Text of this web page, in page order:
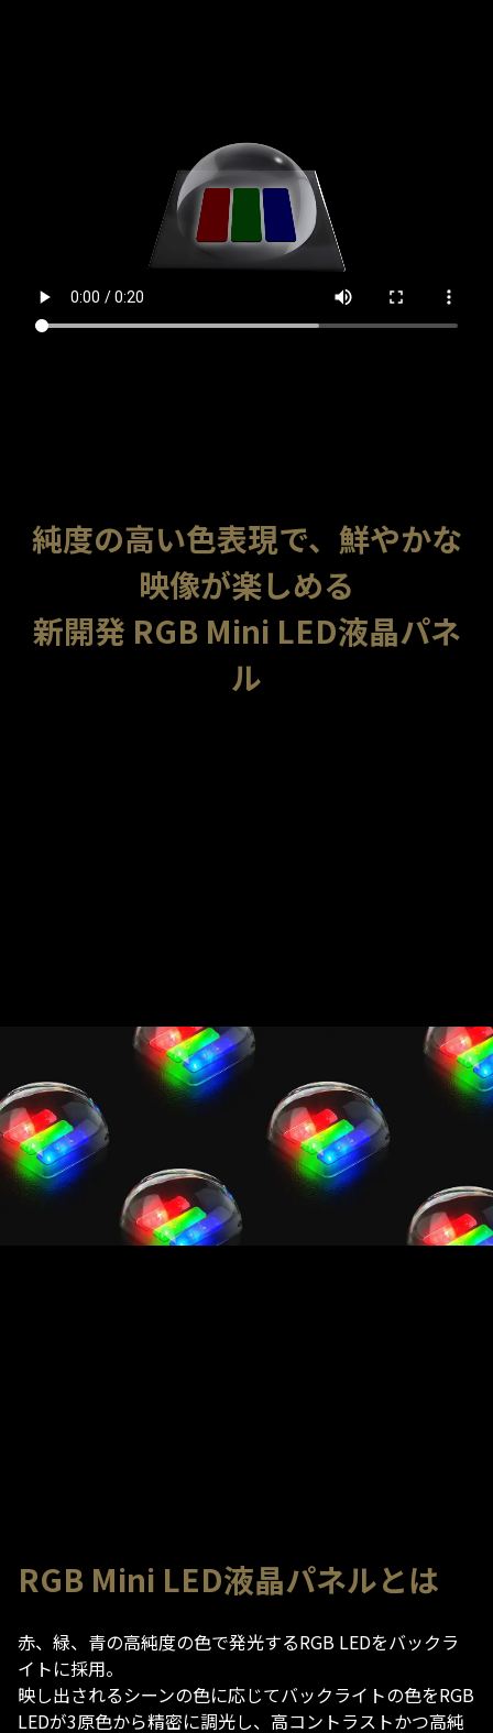
純度の高い色表現で、鮮やかな
映像が楽しめる
新開発 RGB Mini LED液晶パネ
ル
RGB Mini LED液晶パネルとは
赤、緑、青の高純度の色で発光するRGB LEDをバックラ
イトに採用​。
映し出されるシーンの色に応じてバックライトの色をRGB
LEDが3原色から精密に調光し、​高コントラストかつ高純